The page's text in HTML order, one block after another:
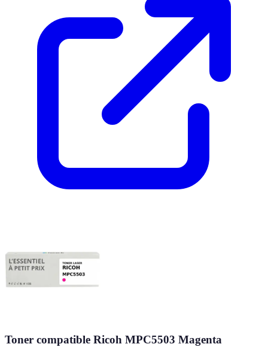
Toner compatible Ricoh MPC5503 Magenta